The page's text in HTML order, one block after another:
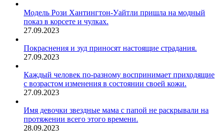
Модель Рози Хантингтон-Уайтли пришла на модный
показ в корсете и чулках.
27.09.2023
Покраснения и зуд приносят настоящие страдания.
27.09.2023
Каждый человек по-разному воспринимает приходящие
с возрастом изменения в состоянии своей кожи.
27.09.2023
Имя девочки звездные мама с папой не раскрывали на
протяжении всего этого времени.
28.09.2023